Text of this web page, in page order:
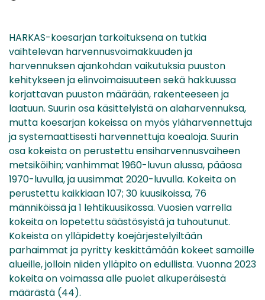
HARKAS-koesarjan tarkoituksena on tutkia
vaihtelevan harvennusvoimakkuuden ja
harvennuksen ajankohdan vaikutuksia puuston
kehitykseen ja elinvoimaisuuteen sekä hakkuussa
korjattavan puuston määrään, rakenteeseen ja
laatuun. Suurin osa käsittelyistä on alaharvennuksa,
mutta koesarjan kokeissa on myös yläharvennettuja
ja systemaattisesti harvennettuja koealoja. Suurin
osa kokeista on perustettu ensiharvennusvaiheen
metsiköihin; vanhimmat 1960-luvun alussa, pääosa
1970-luvulla, ja uusimmat 2020-luvulla. Kokeita on
perustettu kaikkiaan 107; 30 kuusikoissa, 76
männiköissä ja 1 lehtikuusikossa. Vuosien varrella
kokeita on lopetettu säästösyistä ja tuhoutunut.
Kokeista on ylläpidetty koejärjestelyiltään
parhaimmat ja pyritty keskittämään kokeet samoille
alueille, jolloin niiden ylläpito on edullista. Vuonna 2023
kokeita on voimassa alle puolet alkuperäisestä
määrästä (44).